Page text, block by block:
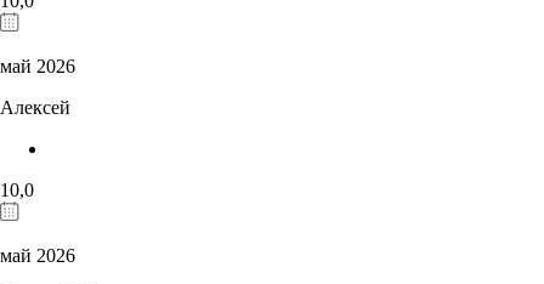
май 2026
Алексей
10,0
май 2026